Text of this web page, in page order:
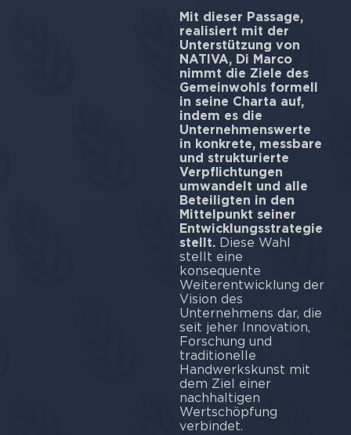
Mit dieser Passage,
realisiert mit der
Unterstützung von
NATIVA,Di Marco
nimmt die Ziele des
Gemeinwohls formell
in seine Charta auf,
indem es die
Unternehmenswerte
in konkrete, messbare
und strukturierte
Verpflichtungen
umwandelt und alle
Beteiligten in den
Mittelpunkt seiner
Entwicklungsstrategie
stellt.Diese Wahl
stellt eine
konsequente
Weiterentwicklung der
Vision des
Unternehmens dar, die
seit jeher Innovation,
Forschung und
traditionelle
Handwerkskunst mit
dem Ziel einer
nachhaltigen
Wertschöpfung
verbindet.